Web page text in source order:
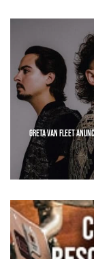
GRETA VAN FLEET